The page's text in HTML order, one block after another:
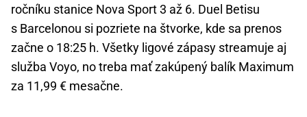
ročníku stanice Nova Sport 3 až 6. Duel Betisu
s Barcelonou si pozriete na štvorke, kde sa prenos
začne o 18:25 h. Všetky ligové zápasy streamuje aj
služba Voyo, no treba mať zakúpený balík Maximum
za 11,99 € mesačne.